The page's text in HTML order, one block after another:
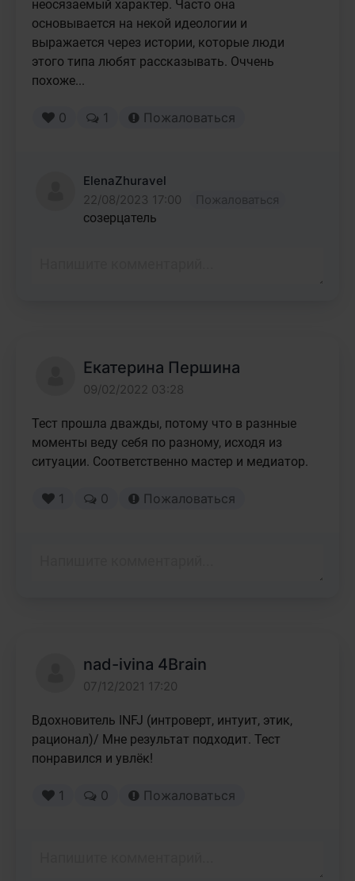
неосязаемый характер. Часто она
основывается на некой идеологии и
выражается через истории, которые люди
этого типа любят рассказывать. Оччень
похоже...
0 1 Пожаловаться
ElenaZhuravel
22/08/2023 17:00
Пожаловаться
созерцатель
Екатерина Першина
09/02/2022 03:28
Тест прошла дважды, потому что в разнные
моменты веду себя по разному, исходя из
ситуации. Соответственно мастер и медиатор.
1 0 Пожаловаться
nad-ivina 4Brain
07/12/2021 17:20
Вдохновитель INFJ (интроверт, интуит, этик,
рационал)/ Мне результат подходит. Тест
понравился и увлёк!
1 0 Пожаловаться